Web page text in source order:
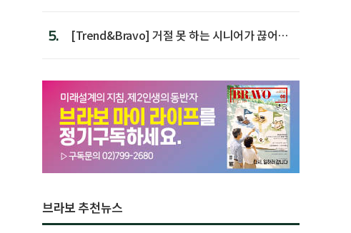
5.
[Trend&Bravo] 거절 못 하는 시니어가 끊어야
브라보 추천뉴스